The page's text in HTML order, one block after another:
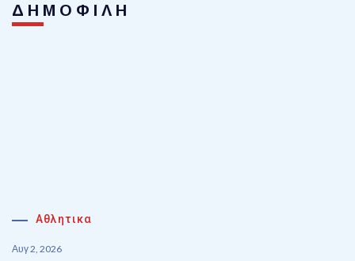
ΔΗΜΟΦΙΛΗ
Αθλητικα
Αυγ 2, 2026